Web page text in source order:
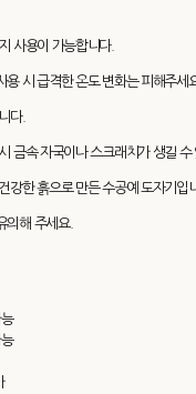
사용이 가능합니다.
용 시 급격한 온도 변화는 피해주세
다.
금속 자국이나 스크래치가 생길 수
강한 흙으로 만든 수공예 도자기입
의해 주세요.